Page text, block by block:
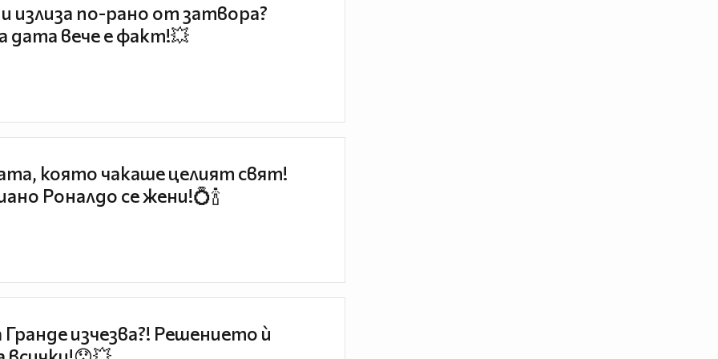
излиза по-рано от затвора?
дата вече е факт!💥
която чакаше целият свят!
Роналдо се жени!💍🍾
изчезва?! Решението ѝ